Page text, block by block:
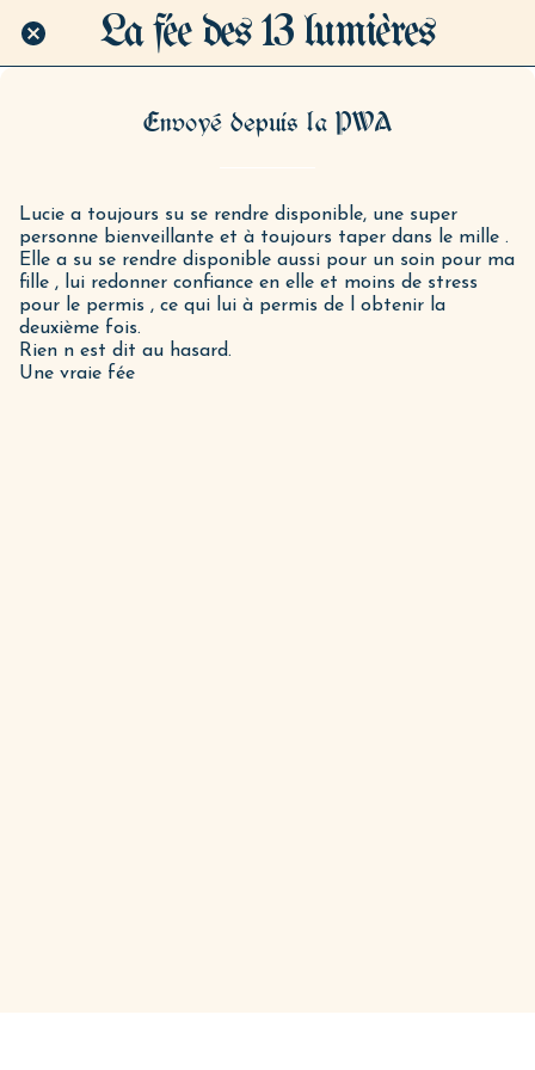
La fée des 13 lumières
Envoyé depuis la PWA
Lucie a toujours su se rendre disponible, une super
personne bienveillante et à toujours taper dans le mille .
Elle a su se rendre disponible aussi pour un soin pour ma
fille , lui redonner confiance en elle et moins de stress
pour le permis , ce qui lui à permis de l obtenir la
deuxième fois.
Rien n est dit au hasard.
Une vraie fée